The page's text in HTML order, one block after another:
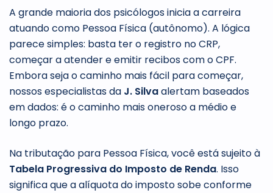
A grande maioria dos psicólogos inicia a carreira
atuando como Pessoa Física (autônomo). A lógica
parece simples: basta ter o registro no CRP,
começar a atender e emitir recibos com o CPF.
Embora seja o caminho mais fácil para começar,
nossos especialistas da J. Silvaalertam baseados
em dados: é o caminho mais oneroso a médio e
longo prazo.
Na tributação para Pessoa Física, você está sujeito à
Tabela Progressiva do Imposto de Renda. Isso
significa que a alíquota do imposto sobe conforme